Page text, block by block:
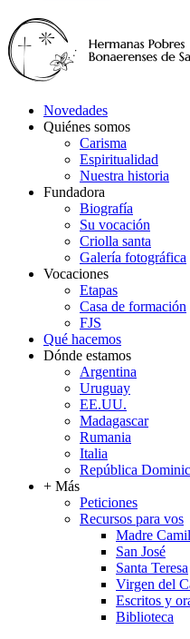
Novedades
Quiénes somos
Carisma
Espiritualidad
Nuestra historia
Fundadora
Biografía
Su vocación
Criolla santa
Galería fotográfica
Vocaciones
Etapas
Casa de formación
FJS
Qué hacemos
Dónde estamos
Argentina
Uruguay
EE.UU.
Madagascar
Rumania
Italia
República
+ Más
Peticiones
Recursos para vos
Madre
San José
Santa Teresa
Virgen del
Escritos y
Biblioteca